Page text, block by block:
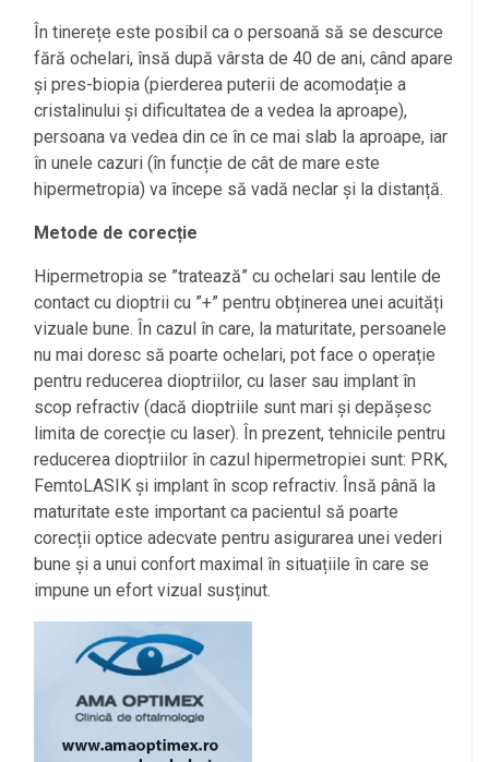
În tinerețe este posibil ca o persoană să se descurce
fără ochelari, însă după vârsta de 40 de ani, când apare
și pres-biopia (pierderea puterii de acomodație a
cristalinului și dificultatea de a vedea la aproape),
persoana va vedea din ce în ce mai slab la aproape, iar
în unele cazuri (în funcție de cât de mare este
hipermetropia) va începe să vadă neclar și la distanță.
Metode de corecție
Hipermetropia se ”tratează” cu ochelari sau lentile de
contact cu dioptrii cu ”+” pentru obținerea unei acuități
vizuale bune. În cazul în care, la maturitate, persoanele
nu mai doresc să poarte ochelari, pot face o operație
pentru reducerea dioptriilor, cu laser sau implant în
scop refractiv (dacă dioptriile sunt mari și depășesc
limita de corecție cu laser). În prezent, tehnicile pentru
reducerea dioptriilor în cazul hipermetropiei sunt: PRK,
FemtoLASIK și implant în scop refractiv. Însă până la
maturitate este important ca pacientul să poarte
corecții optice adecvate pentru asigurarea unei vederi
bune și a unui confort maximal în situațiile în care se
impune un efort vizual susținut.